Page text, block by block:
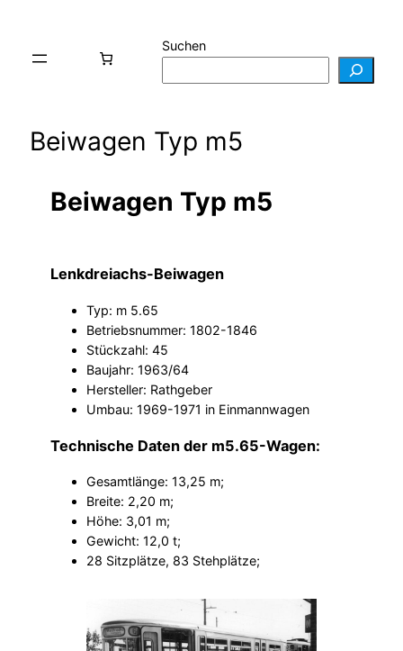
Suchen
Beiwagen Typ m5
Beiwagen Typ m5
Lenkdreiachs-Beiwagen
Typ: m 5.65
Betriebsnummer: 1802-1846
Stückzahl: 45
Baujahr: 1963/64
Hersteller: Rathgeber
Umbau: 1969-1971 in Einmannwagen
Technische Daten der m5.65-Wagen:
Gesamtlänge: 13,25 m;
Breite: 2,20 m;
Höhe: 3,01 m;
Gewicht: 12,0 t;
28 Sitzplätze, 83 Stehplätze;